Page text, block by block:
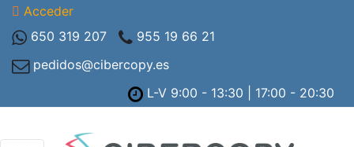
Acceder
650 319 207
955 19 66 21
pedidos@cibercopy.es
L-V 9:00 - 13:30 | 17:00 - 20:30